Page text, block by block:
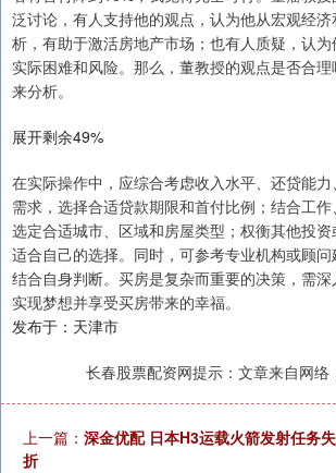
泛讨论，有人支持他的观点，认为他从宏观经
析，有助于激活房地产市场；也有人质疑，认
实际困难和风险。那么，董教授的观点是否合
来分析。
展开剩余49%
在实际操作中，应综合考虑收入水平、还贷能
需求，选择合适贷款期限和首付比例；结合工作
选定合适城市、区域和房屋类型；权衡其他投
适合自己的选择。同时，可参考专业机构或顾
结合自身判断。买房是复杂而重要的决策，需
实现梦想并享受买房带来的幸福。
发布于：天津市
长春股票配资网提示：文章来自网络
上一篇： 深金优配 日本H3运载火箭发射任务
折